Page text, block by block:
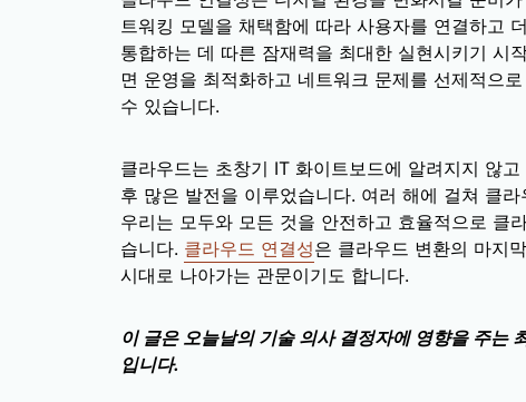
트워킹 모델을 채택함에 따라 사용자를 연결하고
통합하는 데 따른 잠재력을 최대한 실현시키기 시
면 운영을 최적화하고 네트워크 문제를 선제적으
수 있습니다.
클라우드는 초창기 IT 화이트보드에 알려지지 않
후 많은 발전을 이루었습니다. 여러 해에 걸쳐 클
우리는 모두와 모든 것을 안전하고 효율적으로 클
습니다. 클라우드 연결성은 클라우드 변환의 마지
시대로 나아가는 관문이기도 합니다.
이 글은 오늘날의 기술 의사 결정자에 영향을 주는
입니다.